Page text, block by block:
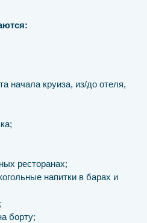
начала круиза, из/до отеля,
ресторанах;
напитки в барах и
борту;